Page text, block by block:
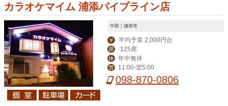
カラオケマイム 浦添パイプライン店
中部｜浦添市
￥ 平均予算 2,000円台
席 125席
休 年中無休
営 11:00-翌5:00
098-870-0806